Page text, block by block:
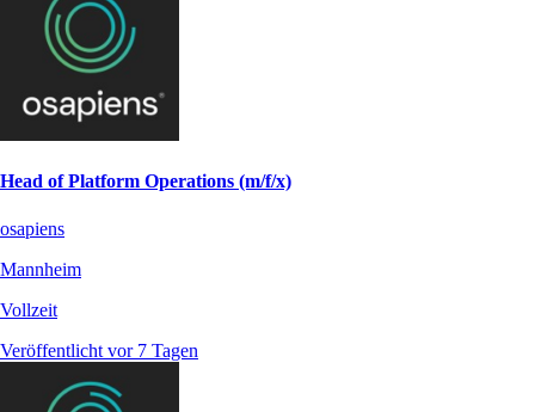
Head of Platform Operations (m/f/x)
osapiens
Mannheim
Vollzeit
Veröffentlicht vor 7 Tagen